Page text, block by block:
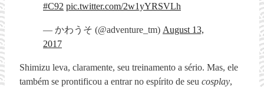
#C92 pic.twitter.com/2w1yYRSVLh
— かわうそ (@adventure_tm) August 13,
2017
Shimizu leva, claramente, seu treinamento a sério. Mas, ele
também se prontificou a entrar no espírito de seu cosplay,